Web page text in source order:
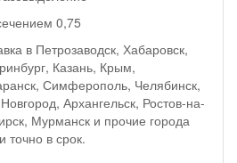
0,75
в Петрозаводск, Хабаровск,
Казань, Крым,
Симферополь, Челябинск,
Архангельск, Ростов-на-
Мурманск и прочие города
точно в срок.